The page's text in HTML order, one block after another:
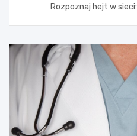
Rozpoznaj hejt w